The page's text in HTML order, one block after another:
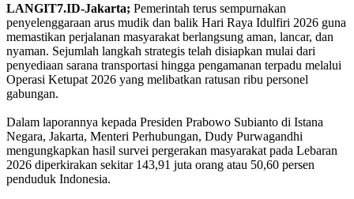
LANGIT7.ID-Jakarta; Pemerintah terus sempurnakan
penyelenggaraan arus mudik dan balik Hari Raya Idulfiri 2026 guna
memastikan perjalanan masyarakat berlangsung aman, lancar, dan
nyaman. Sejumlah langkah strategis telah disiapkan mulai dari
penyediaan sarana transportasi hingga pengamanan terpadu melalui
Operasi Ketupat 2026 yang melibatkan ratusan ribu personel
gabungan.
Dalam laporannya kepada Presiden Prabowo Subianto di Istana
Negara, Jakarta, Menteri Perhubungan, Dudy Purwagandhi
mengungkapkan hasil survei pergerakan masyarakat pada Lebaran
2026 diperkirakan sekitar 143,91 juta orang atau 50,60 persen
penduduk Indonesia.